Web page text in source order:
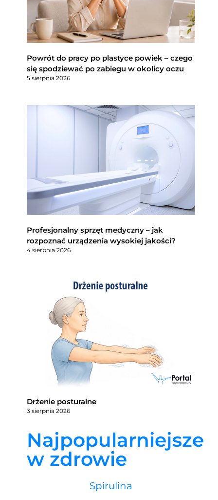
Powrót do pracy po plastyce powiek – czego
się spodziewać po zabiegu w okolicy oczu
5 sierpnia 2026
Profesjonalny sprzęt medyczny – jak
rozpoznać urządzenia wysokiej jakości?
4 sierpnia 2026
Drżenie posturalne
3 sierpnia 2026
Najpopularniejsze
w zdrowie
Spirulina